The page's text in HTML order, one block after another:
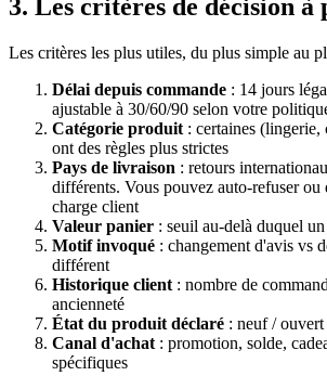
3. Les critères de décision
Les critères les plus utiles, du plus simple au
Délai depuis commande : 14 jours
ajustable à 30/60/90 selon votre
Catégorie produit : certaines (lingerie,
ont des règles plus strictes
Pays de livraison : retours
différents. Vous pouvez auto-refuser ou
charge client
Valeur panier : seuil au-delà duquel
Motif invoqué : changement d'avis vs
différent
Historique client : nombre de
ancienneté
État du produit déclaré : neuf /
Canal d'achat : promotion, solde,
spécifiques